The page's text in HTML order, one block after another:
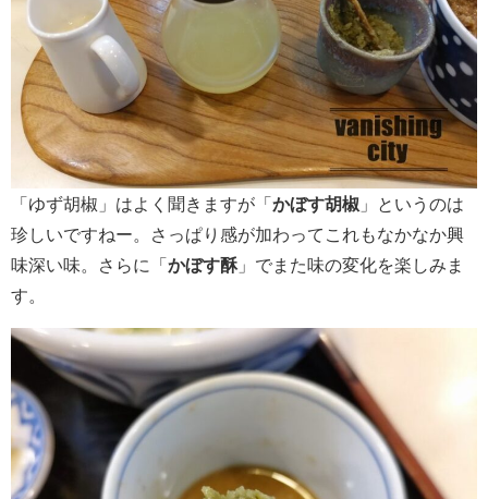
「ゆず胡椒」はよく聞きますが「 かぼす胡椒 」というのは
珍しいですねー。さっぱり感が加わってこれもなかなか興
味深い味。さらに「 かぼす酥」でまた味の変化を楽しみま
す。